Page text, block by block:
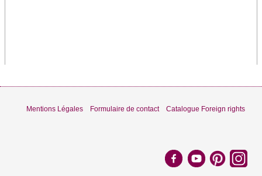
Mentions Légales Formulaire de contact Catalogue Foreign rights